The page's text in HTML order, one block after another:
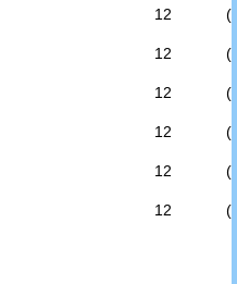
12
12
12
12
12
12